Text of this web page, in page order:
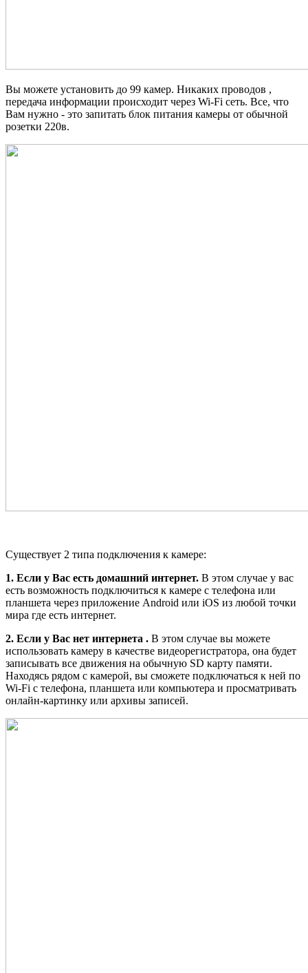
Вы можете установить до 99 камер. Никаких проводов ,
передача информации происходит через Wi-Fi сеть. Все, что
Вам нужно - это запитать блок питания камеры от обычной
розетки 220в.
Существует 2 типа подключения к камере:
1. Если у Вас есть домашний интернет. В этом случае у вас
есть возможность подключиться к камере c телефона или
планшета через приложение Android или iOS из любой точки
мира где есть интернет.
2. Если у Вас нет интернета . В этом случае вы можете
использовать камеру в качестве видеорегистратора, она будет
записывать все движения на обычную SD карту памяти.
Находясь рядом с камерой, вы сможете подключаться к ней по
Wi-Fi с телефона, планшета или компьютера и просматривать
онлайн-картинку или архивы записей.